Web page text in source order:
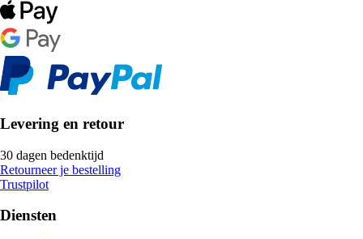
Levering en retour
30 dagen bedenktijd
Retourneer je bestelling
Trustpilot
Diensten